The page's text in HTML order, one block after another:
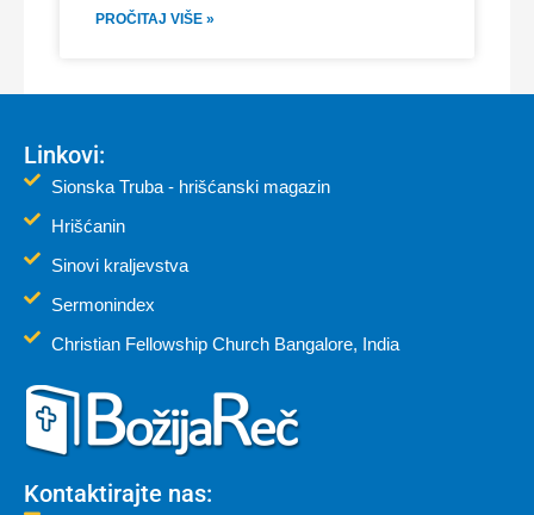
PROČITAJ VIŠE »
Linkovi:
Sionska Truba - hrišćanski magazin
Hrišćanin
Sinovi kraljevstva
Sermonindex
Christian Fellowship Church Bangalore, India
Kontaktirajte nas: